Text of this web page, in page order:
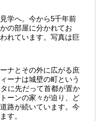
学へ。今から5千年前
の部屋に分かれてお
れています。写真は巨
ナとその外に広がる庶
ーナは城壁の町という
に先だって首都が置か
ーンの家々が迫り、ど
路が続いています。今
す。